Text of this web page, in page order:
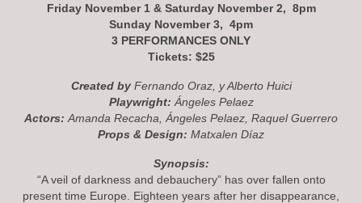
Friday November 1 & Saturday November 2, 8pm
Sunday November 3, 4pm
3 PERFORMANCES ONLY
Tickets: $25
Created by Fernando Oraz, y Alberto Huici
Playwright: Ángeles Pelaez
Actors: Amanda Recacha, Ángeles Pelaez, Raquel Guerrero
Props & Design: Matxalen Díaz
Synopsis:
“A veil of darkness and debauchery” has over fallen onto
present time Europe. Eighteen years after her disappearance,